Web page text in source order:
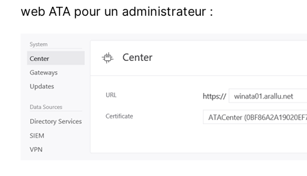
web ATA pour un administrateur :